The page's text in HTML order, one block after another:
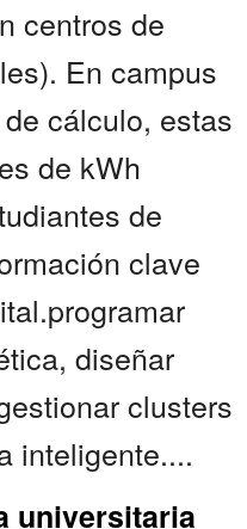
centros de
En campus
cálculo, estas
de kWh
de
clave
diseñar
clusters
inteligente....
universitaria